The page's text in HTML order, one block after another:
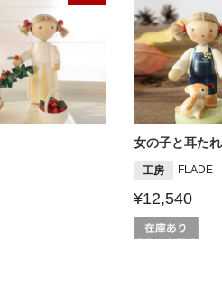
女の子と耳た
工房 FLADE
¥12,540